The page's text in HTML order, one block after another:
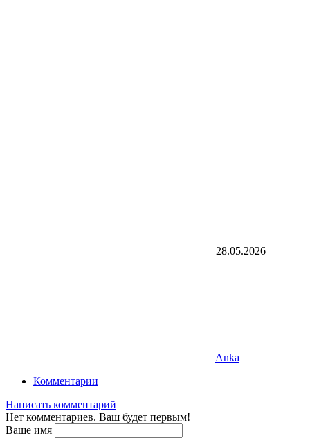
28.05.2026
Anka
Комментарии
Написать комментарий
Нет комментариев. Ваш будет первым!
Ваше имя